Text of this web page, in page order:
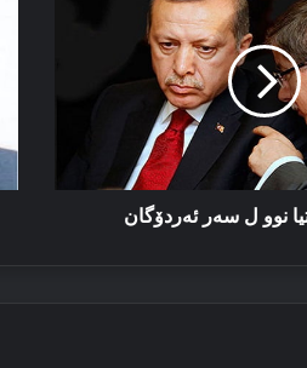
نوو ل سەر ئەردۆگان